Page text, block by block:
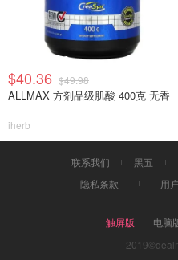
$40.36 $49.98
ALLMAX 方剂品级肌酸 400克 无香
iherb
联系我们 黑五
隐私条款
用
触屏版 电脑